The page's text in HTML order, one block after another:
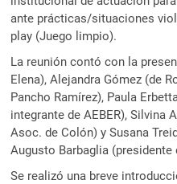
ante prácticas/situaciones
play (Juego limpio).
La reunión contó con la
Elena), Alejandra Gómez (de
Pancho Ramírez), Paula
integrante de AEBER), Silvina
Asoc. de Colón) y Susana
Augusto Barbaglia (presidente
Se realizó una breve